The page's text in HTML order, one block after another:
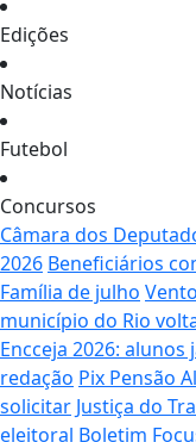
Edições
Notícias
Futebol
Concursos
Câmara dos
2026 Beneficiários
Família de julho
município do Rio
Encceja 2026:
redação Pix Pensão
solicitar Justiça do
eleitoral Boletim